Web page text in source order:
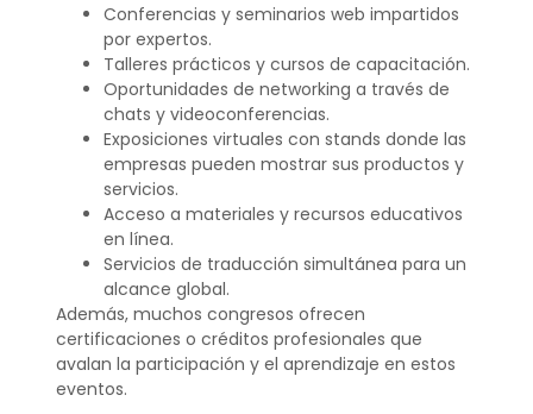
Conferencias y seminarios web impartidos
por expertos.
Talleres prácticos y cursos de capacitación.
Oportunidades de networking a través de
chats y videoconferencias.
Exposiciones virtuales con stands donde las
empresas pueden mostrar sus productos y
servicios.
Acceso a materiales y recursos educativos
en línea.
Servicios de traducción simultánea para un
alcance global.
Además, muchos congresos ofrecen
certificaciones o créditos profesionales que
avalan la participación y el aprendizaje en estos
eventos.